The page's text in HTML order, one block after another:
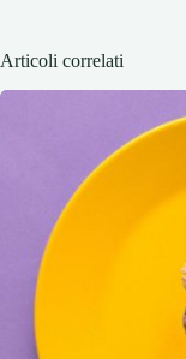
Articoli correlati